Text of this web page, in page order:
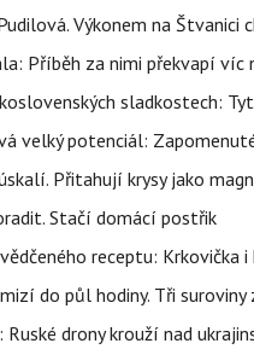
Výkonem na
Příběh za nimi překvapí víc
sladkostech:
velký potenciál:
Přitahují krysy jako
Stačí domácí postřik
receptu:
do půl hodiny. Tři
Ruské drony krouží nad